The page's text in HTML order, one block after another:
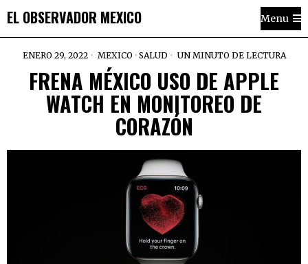
EL OBSERVADOR MEXICO Menu
ENERO 29, 2022 MEXICO · SALUD UN MINUTO DE LECTURA
FRENA MÉXICO USO DE APPLE
WATCH EN MONITOREO DE
CORAZÓN